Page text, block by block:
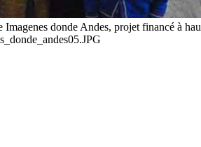
Imagenes donde Andes, projet financé à